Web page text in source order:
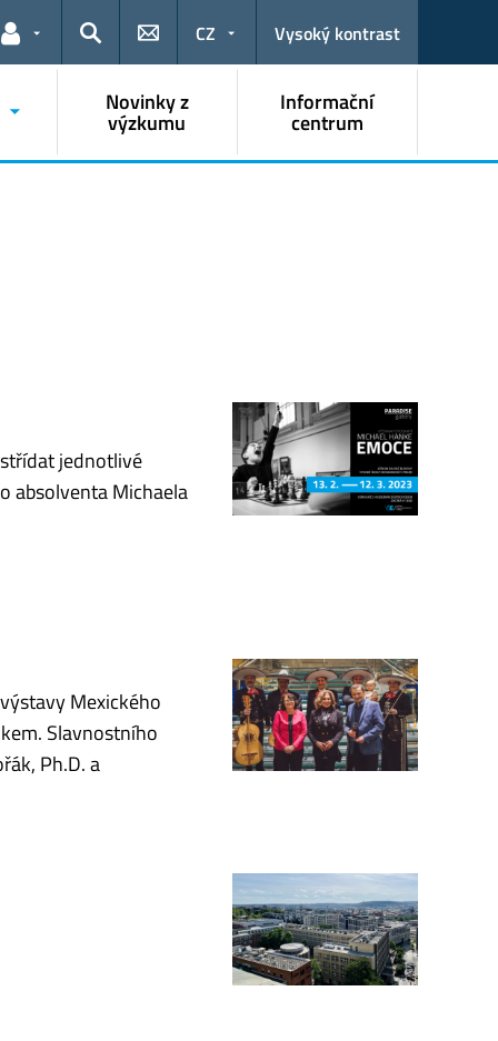
Odkazy pro uživatele
Hledat
CZ Vysoký kontrast
Novinky z
výzkumu
Informační
centrum
jednotlivé
absolventa Michaela
Mexického
Slavnostního
Ph.D. a